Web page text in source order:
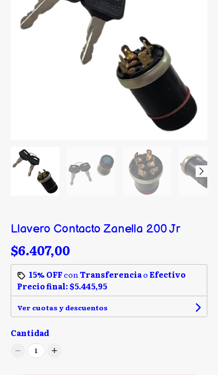
Llavero Contacto Zanella 200 Jr
$6.407,00
15% OFFconTransferenciao Efectivo
Precio final:$5.445,95
Ver cuotas y descuentos
Cantidad
1